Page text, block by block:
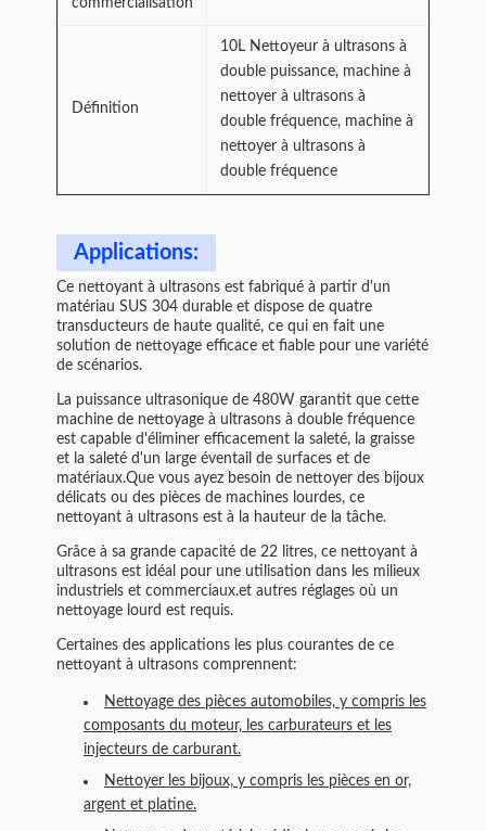
commercialisation
Définition
10L Nettoyeur à ultrasons à
double puissance, machine à
nettoyer à ultrasons à
double fréquence, machine à
nettoyer à ultrasons à
double fréquence
Applications:
Ce nettoyant à ultrasons est fabriqué à partir d'un
matériau SUS 304 durable et dispose de quatre
transducteurs de haute qualité, ce qui en fait une
solution de nettoyage efficace et fiable pour une variété
de scénarios.
La puissance ultrasonique de 480W garantit que cette
machine de nettoyage à ultrasons à double fréquence
est capable d'éliminer efficacement la saleté, la graisse
et la saleté d'un large éventail de surfaces et de
matériaux.Que vous ayez besoin de nettoyer des bijoux
délicats ou des pièces de machines lourdes, ce
nettoyant à ultrasons est à la hauteur de la tâche.
Grâce à sa grande capacité de 22 litres, ce nettoyant à
ultrasons est idéal pour une utilisation dans les milieux
industriels et commerciaux.et autres réglages où un
nettoyage lourd est requis.
Certaines des applications les plus courantes de ce
nettoyant à ultrasons comprennent:
Nettoyage des pièces automobiles, y compris les
composants du moteur, les carburateurs et les
injecteurs de carburant.
Nettoyer les bijoux, y compris les pièces en or,
argent et platine.